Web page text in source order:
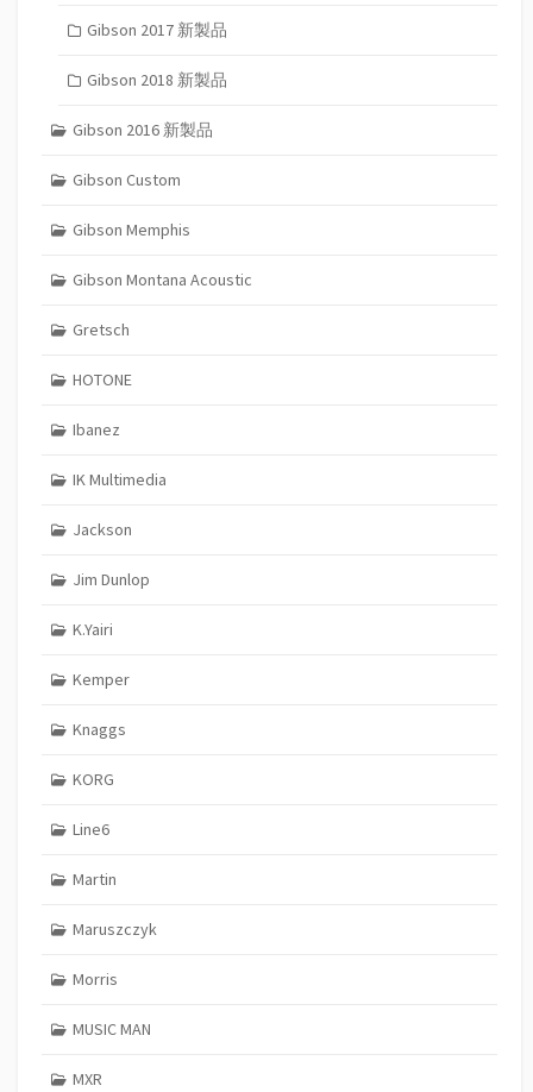
Gibson 2017 新製品
Gibson 2018 新製品
Gibson 2016 新製品
Gibson Custom
Gibson Memphis
Gibson Montana Acoustic
Gretsch
HOTONE
Ibanez
IK Multimedia
Jackson
Jim Dunlop
K.Yairi
Kemper
Knaggs
KORG
Line6
Martin
Maruszczyk
Morris
MUSIC MAN
MXR